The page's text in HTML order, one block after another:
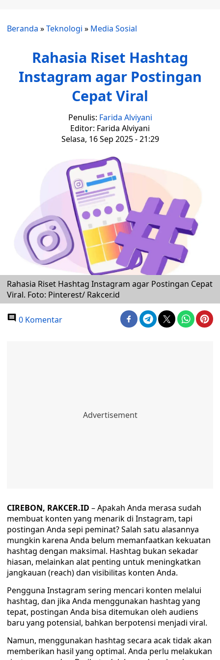
Beranda »Teknologi » Media Sosial
Rahasia Riset Hashtag
Instagram agar Postingan
Cepat Viral
Penulis: Farida Alviyani
Editor: Farida Alviyani
Selasa, 16 Sep 2025 - 21:29
Rahasia Riset Hashtag Instagram agar Postingan Cepat
Viral. Foto: Pinterest/ Rakcer.id
0 Komentar
CIREBON, RAKCER.ID – Apakah Anda merasa sudah
membuat konten yang menarik di Instagram, tapi
postingan Anda sepi peminat? Salah satu alasannya
mungkin karena Anda belum memanfaatkan kekuatan
hashtag dengan maksimal. Hashtag bukan sekadar
hiasan, melainkan alat penting untuk meningkatkan
jangkauan (reach) dan visibilitas konten Anda.
Pengguna Instagram sering mencari konten melalui
hashtag, dan jika Anda menggunakan hashtag yang
tepat, postingan Anda bisa ditemukan oleh audiens
baru yang potensial, bahkan berpotensi menjadi viral.
Namun, menggunakan hashtag secara acak tidak akan
memberikan hasil yang optimal. Anda perlu melakukan